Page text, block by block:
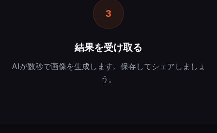
3
結果を受け取る
AIが数秒で画像を生成します。保存してシェアしましょ
う。